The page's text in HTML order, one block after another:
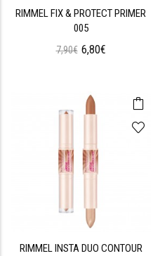
RIMMEL FIX & PROTECT PRIMER
005
7,90€ 6,80€
RIMMEL INSTA DUO CONTOUR